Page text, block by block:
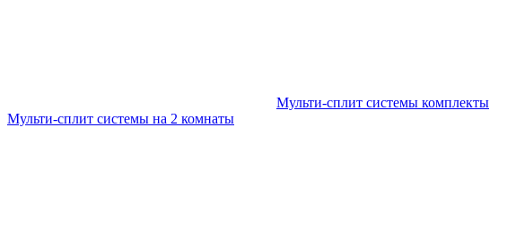
Мульти-сплит системы комплекты
Мульти-сплит системы на 2 комнаты